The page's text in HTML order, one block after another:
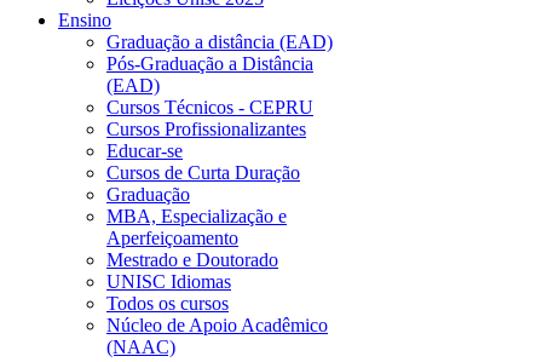
Ensino
Graduação a distância (EAD)
Pós-Graduação a Distância
(EAD)
Cursos Técnicos - CEPRU
Cursos Profissionalizantes
Educar-se
Cursos de Curta Duração
Graduação
MBA, Especialização e
Aperfeiçoamento
Mestrado e Doutorado
UNISC Idiomas
Todos os cursos
Núcleo de Apoio Acadêmico
(NAAC)